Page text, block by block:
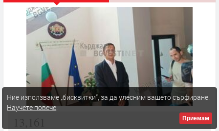
Ние използваме „бисквитки“, за да улесним вашето сърфиране.
Научете повече.
Приемам